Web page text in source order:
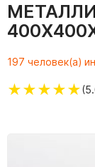
197 человек(а)
★★★★★